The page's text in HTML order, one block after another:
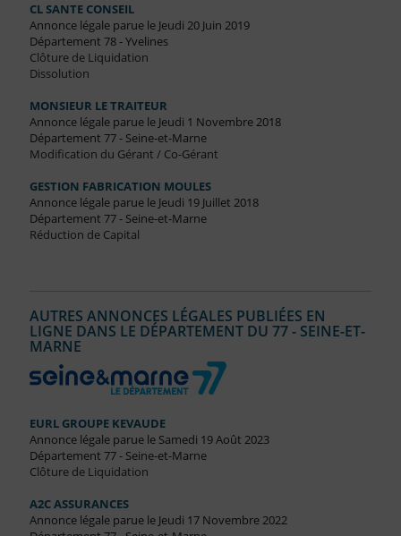
CL SANTE CONSEIL
Annonce légale parue le Jeudi 20 Juin 2019
Département 78 - Yvelines
Clôture de Liquidation
Dissolution
MONSIEUR LE TRAITEUR
Annonce légale parue le Jeudi 1 Novembre 2018
Département 77 - Seine-et-Marne
Modification du Gérant / Co-Gérant
GESTION FABRICATION MOULES
Annonce légale parue le Jeudi 19 Juillet 2018
Département 77 - Seine-et-Marne
Réduction de Capital
AUTRES ANNONCES LÉGALES PUBLIÉES EN
LIGNE DANS LE DÉPARTEMENT DU 77 - SEINE-ET-
MARNE
EURL GROUPE KEVAUDE
Annonce légale parue le Samedi 19 Août 2023
Département 77 - Seine-et-Marne
Clôture de Liquidation
A2C ASSURANCES
Annonce légale parue le Jeudi 17 Novembre 2022